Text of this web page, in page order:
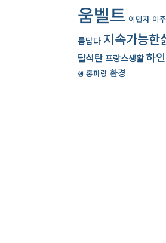
움벨트 이민자 이
름답다 지속가능한
탈석탄 프랑스생활 하
행 홍파랑 환경